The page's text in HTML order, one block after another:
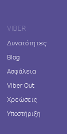
VIBER
Δυνατότητες
Blog
Ασφάλεια
Viber Out
Χρεώσεις
Υποστήριξη